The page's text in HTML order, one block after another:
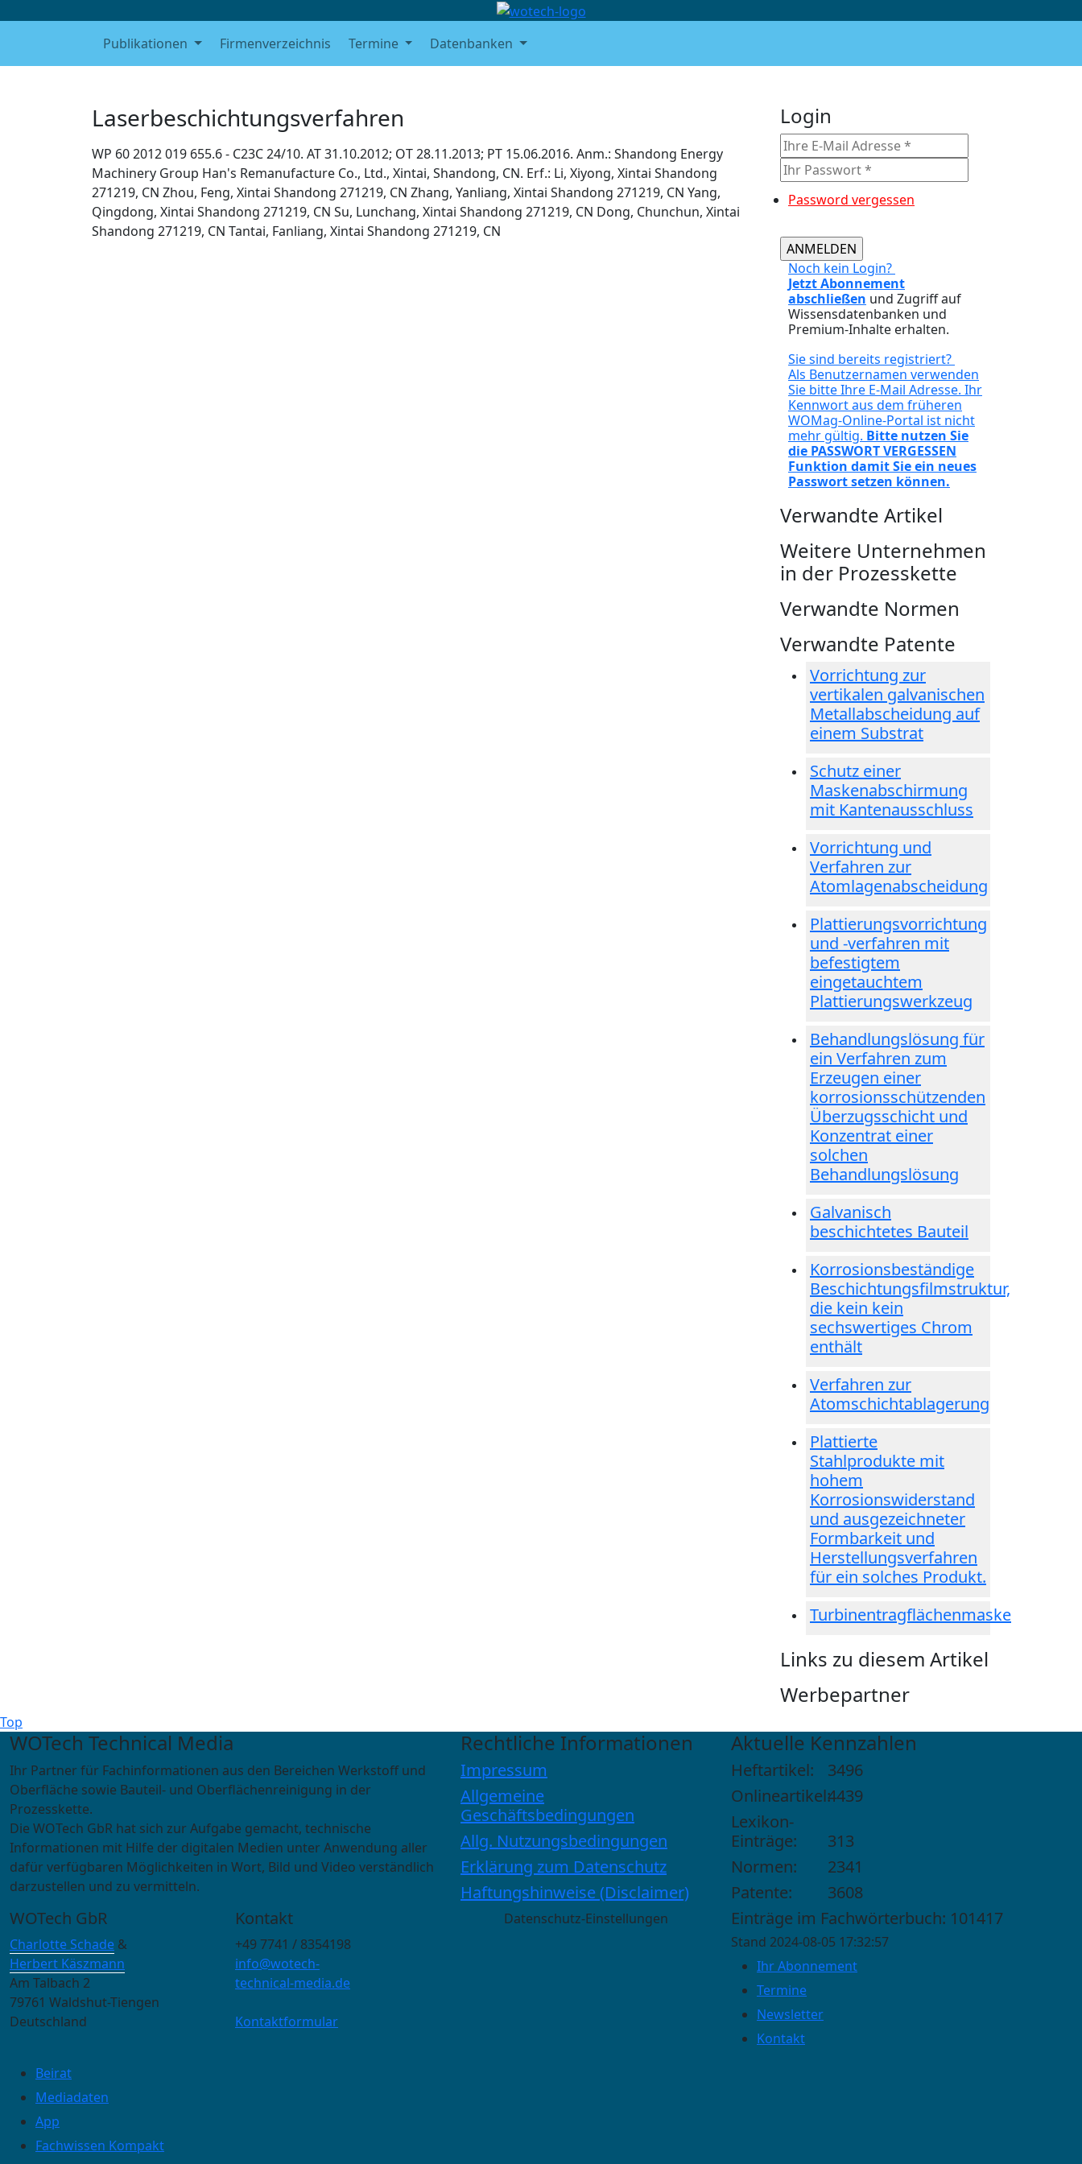
Publikationen Firmenverzeichnis Termine Datenbanken
Laserbeschichtungsverfahren
WP 60 2012 019 655.6 - C23C 24/10. AT 31.10.2012; OT 28.11.2013; PT 15.06.2016. Anm.: Shandong Energy
Machinery Group Han's Remanufacture Co., Ltd., Xintai, Shandong, CN. Erf.: Li, Xiyong, Xintai Shandong
271219, CN Zhou, Feng, Xintai Shandong 271219, CN Zhang, Yanliang, Xintai Shandong 271219, CN Yang,
Qingdong, Xintai Shandong 271219, CN Su, Lunchang, Xintai Shandong 271219, CN Dong, Chunchun, Xintai
Shandong 271219, CN Tantai, Fanliang, Xintai Shandong 271219, CN
Login
Password vergessen
Noch kein Login?
Jetzt Abonnement
abschließen
Wissensdatenbanken und
Premium-Inhalte erhalten.
Sie sind bereits registriert?
Als Benutzernamen verwenden
Sie bitte Ihre E-Mail Adresse. Ihr
Kennwort aus dem früheren
WOMag-Online-Portal ist nicht
mehr gültig. Bitte nutzen Sie
die PASSWORT VERGESSEN
Funktion damit Sie ein neues
Passwort setzen können.
Verwandte Artikel
Weitere Unternehmen
in der Prozesskette
Verwandte Normen
Verwandte Patente
Vorrichtung zur
vertikalen galvanischen
Metallabscheidung auf
einem Substrat
Schutz einer
Maskenabschirmung
mit Kantenausschluss
Vorrichtung und
Verfahren zur
Atomlagenabscheidung
Plattierungsvorrichtung
und -verfahren mit
befestigtem
eingetauchtem
Plattierungswerkzeug
Behandlungslösung für
ein Verfahren zum
Erzeugen einer
korrosionsschützenden
Überzugsschicht und
Konzentrat einer
solchen
Behandlungslösung
Galvanisch
beschichtetes Bauteil
Korrosionsbeständige
Beschichtungsfilmstruktur,
die kein kein
sechswertiges Chrom
enthält
Verfahren zur
Atomschichtablagerung
Plattierte
Stahlprodukte mit
hohem
Korrosionswiderstand
und ausgezeichneter
Formbarkeit und
Herstellungsverfahren
für ein solches Produkt.
Turbinentragflächenmaske
Links zu diesem Artikel
Werbepartner
Top
WOTech Technical Media
Ihr Partner für Fachinformationen aus den Bereichen Werkstoff und
Oberfläche sowie Bauteil- und Oberflächenreinigung in der
Prozesskette.
Die WOTech GbR hat sich zur Aufgabe gemacht, technische
Informationen mit Hilfe der digitalen Medien unter Anwendung aller
dafür verfügbaren Möglichkeiten in Wort, Bild und Video verständlich
darzustellen und zu vermitteln.
WOTech GbR
Charlotte Schade &
Herbert Käszmann
Am Talbach 2
79761 Waldshut-Tiengen
Deutschland
Kontakt
+49 7741 / 8354198
info@wotech-
technical-media.de
Kontaktformular
Rechtliche Informationen
Impressum
Allgemeine
Geschäftsbedingungen
Allg. Nutzungsbedingungen
Erklärung zum Datenschutz
Haftungshinweise (Disclaimer)
Datenschutz-Einstellungen
Aktuelle Kennzahlen
Heftartikel:
3496
Onlineartikel:4439
Lexikon-
Einträge:
313
Normen:
2341
Patente:
3608
Einträge im Fachwörterbuch: 101417
Stand 2024-08-05 17:32:57
Ihr Abonnement
Termine
Newsletter
Kontakt
Beirat
Mediadaten
App
Fachwissen Kompakt